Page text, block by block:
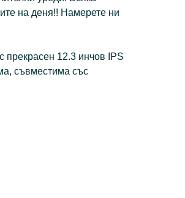
на деня!! Намерете ни
12.3 инчов IPS
съвместима със